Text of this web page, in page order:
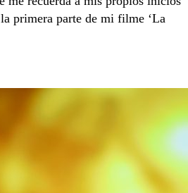
primera parte de mi filme ‘La